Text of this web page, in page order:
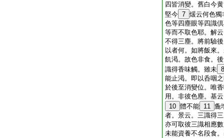
四皆消變。舊白今
堅今 7 煖云何色獨
色等四塵眼等四識
等而不取色耶。解
不得三塵。將前驗
以者何。如將飯來
飢渇。故色非食。
識得香味觸。雖未 8
能止渇。即以呑咽
於後至消變位。唯
用。非彼色塵。基
10 體不能 11 麁
者。景云。三識得
亦可取彼三識相應
未能資養不名段食